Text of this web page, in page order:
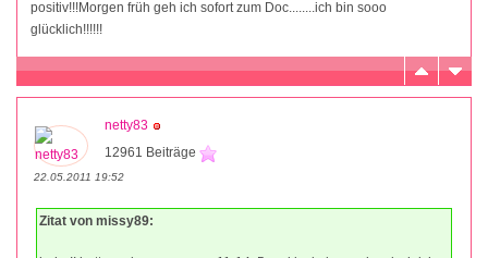
positiv!!!Morgen früh geh ich sofort zum Doc........ich bin sooo
glücklich!!!!!!
netty83
12961 Beiträge
22.05.2011 19:52
Zitat von missy89: